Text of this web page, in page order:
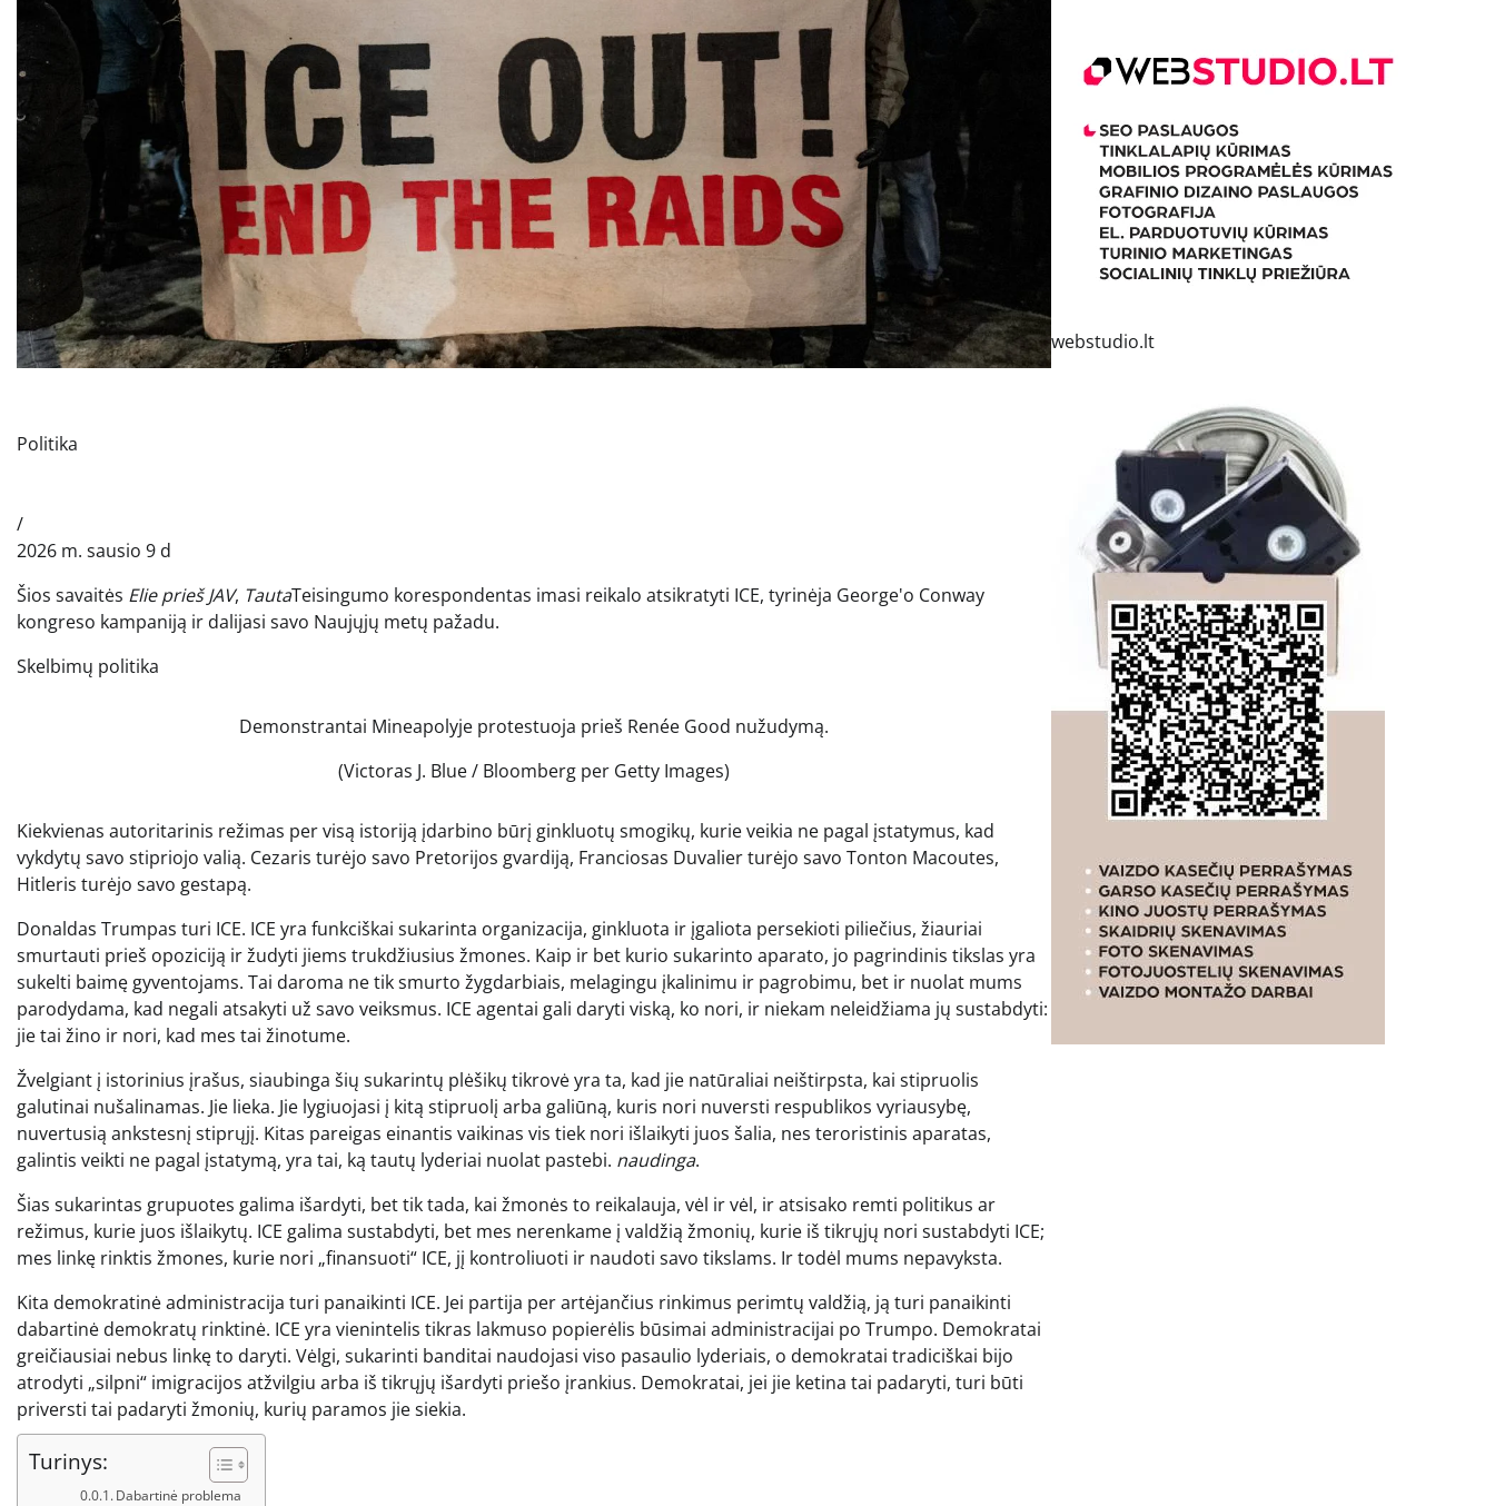
Politika
/
2026 m. sausio 9 d
Šios savaitės Elie prieš JAV, TautaTeisingumo korespondentas imasi reikalo atsikratyti ICE, tyrinėja George'o Conway
kongreso kampaniją ir dalijasi savo Naujųjų metų pažadu.
Skelbimų politika
Demonstrantai Mineapolyje protestuoja prieš Renée Good nužudymą.
(Victoras J. Blue / Bloomberg per Getty Images)
Kiekvienas autoritarinis režimas per visą istoriją įdarbino būrį ginkluotų smogikų, kurie veikia ne pagal įstatymus, kad
vykdytų savo stipriojo valią. Cezaris turėjo savo Pretorijos gvardiją, Franciosas Duvalier turėjo savo Tonton Macoutes,
Hitleris turėjo savo gestapą.
Donaldas Trumpas turi ICE. ICE yra funkciškai sukarinta organizacija, ginkluota ir įgaliota persekioti piliečius, žiauriai
smurtauti prieš opoziciją ir žudyti jiems trukdžiusius žmones. Kaip ir bet kurio sukarinto aparato, jo pagrindinis tikslas yra
sukelti baimę gyventojams. Tai daroma ne tik smurto žygdarbiais, melagingu įkalinimu ir pagrobimu, bet ir nuolat mums
parodydama, kad negali atsakyti už savo veiksmus. ICE agentai gali daryti viską, ko nori, ir niekam neleidžiama jų sustabdyti:
jie tai žino ir nori, kad mes tai žinotume.
Žvelgiant į istorinius įrašus, siaubinga šių sukarintų plėšikų tikrovė yra ta, kad jie natūraliai neištirpsta, kai stipruolis
galutinai nušalinamas. Jie lieka. Jie lygiuojasi į kitą stipruolį arba galiūną, kuris nori nuversti respublikos vyriausybę,
nuvertusią ankstesnį stiprųjį. Kitas pareigas einantis vaikinas vis tiek nori išlaikyti juos šalia, nes teroristinis aparatas,
galintis veikti ne pagal įstatymą, yra tai, ką tautų lyderiai nuolat pastebi. naudinga.
Šias sukarintas grupuotes galima išardyti, bet tik tada, kai žmonės to reikalauja, vėl ir vėl, ir atsisako remti politikus ar
režimus, kurie juos išlaikytų. ICE galima sustabdyti, bet mes nerenkame į valdžią žmonių, kurie iš tikrųjų nori sustabdyti ICE;
mes linkę rinktis žmones, kurie nori „finansuoti“ ICE, jį kontroliuoti ir naudoti savo tikslams. Ir todėl mums nepavyksta.
Kita demokratinė administracija turi panaikinti ICE. Jei partija per artėjančius rinkimus perimtų valdžią, ją turi panaikinti
dabartinė demokratų rinktinė. ICE yra vienintelis tikras lakmuso popierėlis būsimai administracijai po Trumpo. Demokratai
greičiausiai nebus linkę to daryti. Vėlgi, sukarinti banditai naudojasi viso pasaulio lyderiais, o demokratai tradiciškai bijo
atrodyti „silpni“ imigracijos atžvilgiu arba iš tikrųjų išardyti priešo įrankius. Demokratai, jei jie ketina tai padaryti, turi būti
priversti tai padaryti žmonių, kurių paramos jie siekia.
Turinys:
Dabartinė problema
webstudio.lt